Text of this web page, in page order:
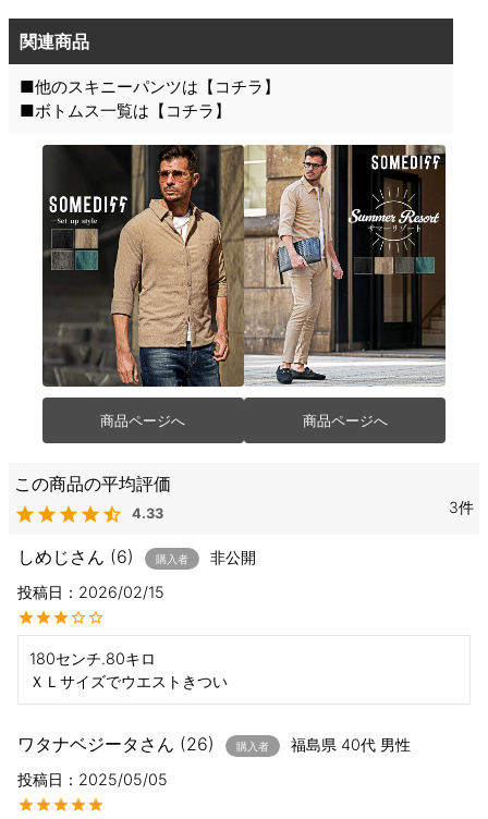
関連商品
■他のスキニーパンツは【 コチラ 】
■ボトムス一覧は【 コチラ 】
商品ページへ 商品ページへ
4.33 3
しめじ 6 購入者
非公開
投稿日
2026/02/15
180センチ.80キロ
ＸＬサイズでウエストきつい
ワタナベジータ 26 購入者 福島県 40代 男性
投稿日
2025/05/05